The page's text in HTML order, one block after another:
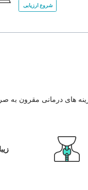
شروع ارزیابی